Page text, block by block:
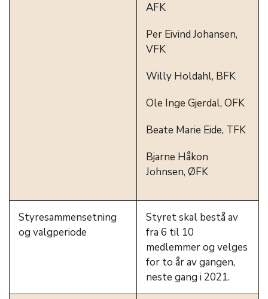
AFK
Per Eivind Johansen,
VFK
Willy Holdahl, BFK
Ole Inge Gjerdal, OFK
Beate Marie Eide, TFK
Bjarne Håkon
Johnsen, ØFK
Styresammensetning
og valgperiode
Styret skal bestå av
fra 6 til 10
medlemmer og velges
for to år av gangen,
neste gang i 2021.